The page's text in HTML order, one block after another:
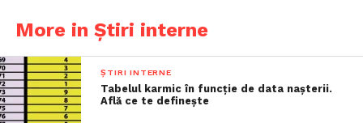
More in Știri interne
ȘTIRI INTERNE
Tabelul karmic în funcție de data nașterii.
Află ce te definește